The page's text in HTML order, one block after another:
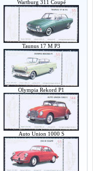
Wartburg 311 Coupé
Taunus 17 M P3
Olympia Rekord P1
Auto Union 1000 S